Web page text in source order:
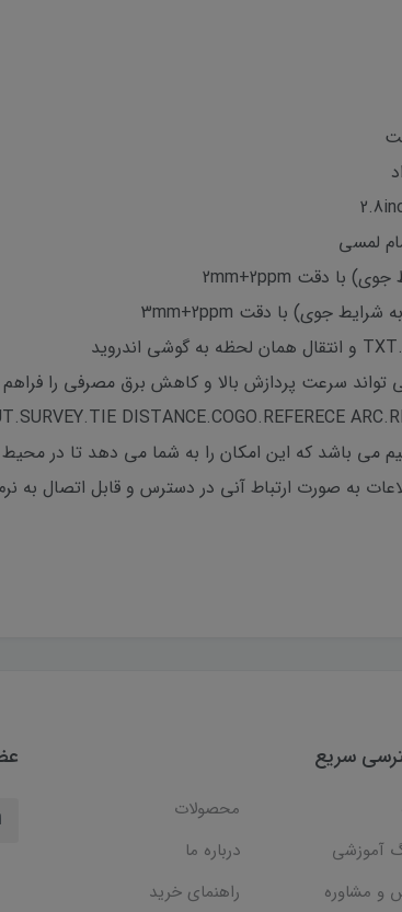
لمسی
می باشد که این امکان را به شما می دهد تا در محیط
سریع
محصولات
آموزشی
درباره ما
و مشاوره
راهنمای خرید